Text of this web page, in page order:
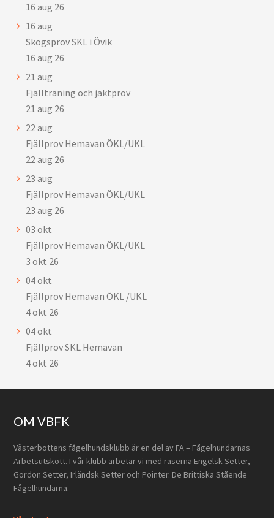
16 aug 26
16 aug
Skogsprov SKL i Övik
16 aug 26
21 aug
Fjällträning och jaktprov
21 aug 26
22aug
Fjällprov Hemavan ÖKL/UKL
22 aug 26
23 aug
Fjällprov Hemavan ÖKL/UKL
23 aug 26
03 okt
Fjällprov Hemavan ÖKL/UKL
3 okt 26
04okt
Fjällprov Hemavan ÖKL /UKL
4 okt 26
04okt
Fjällprov SKL Hemavan
4 okt 26
Footer
OM VBFK
Västerbottens fågelhundsklubb är en del av FA – Fågelhundarnas
Arbetsutskott. I vår klubb arbetar vi med raserna Engelsk Setter,
Gordon Setter, Irländsk Setter och Pointer. De Brittiska Stående
Fågelhundarna.